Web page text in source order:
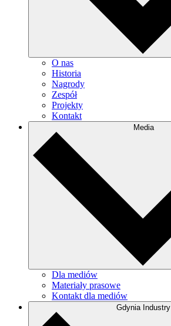
O nas
Historia
Nagrody
Zespół
Projekty
Kontakt
Media
Dla mediów
Materiały prasowe
Kontakt dla mediów
Gdynia Industry